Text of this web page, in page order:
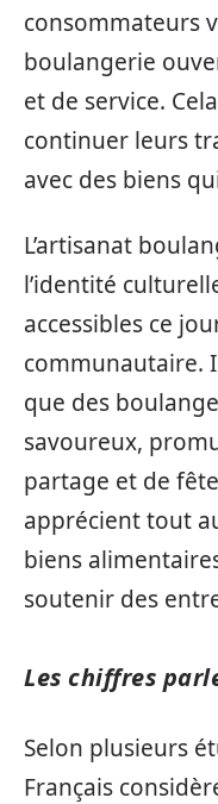
consommateurs
boulangerie
et de service.
continuer leurs
avec des biens
L’artisanat
l’identité
accessibles ce
communautaire.
que des
savoureux,
partage et de
apprécient tout
biens
soutenir des
Les chiffres
Selon plusieurs
Français